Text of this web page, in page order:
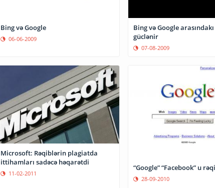
Bing və Google
06-06-2009
Bing və Google
güclənir
07-08-2009
Microsoft: Rəqiblərin plagiatda
ittihamları sadəcə həqarətdi
11-02-2011
“Google” “Facebook” u
28-09-2010